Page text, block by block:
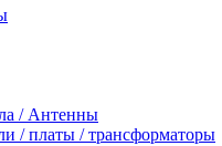
/ Антенны
/ платы / трансформаторы